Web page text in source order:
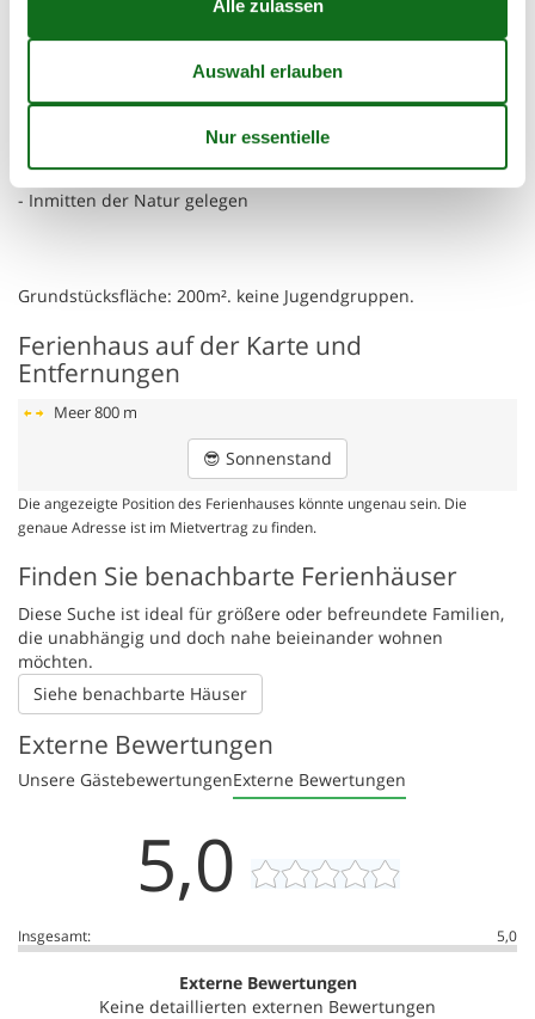
- Lebensmittelhandel: 1,5 km
- Cafés/Restaurants: 1,5 km
- Fahrrad-Verleih: 1 m
- Anglerfreundlich
- Inmitten der Natur gelegen
Grundstücksfläche: 200m². keine Jugendgruppen.
Ferienhaus auf der Karte und
Entfernungen
Meer800 m
😎 Sonnenstand
Die angezeigte Position des Ferienhauses könnte ungenau sein. Die
genaue Adresse ist im Mietvertrag zu finden.
Finden Sie benachbarte Ferienhäuser
Diese Suche ist ideal für größere oder befreundete Familien,
die unabhängig und doch nahe beieinander wohnen
möchten.
Siehe benachbarte Häuser
Externe Bewertungen
Unsere GästebewertungenExterne Bewertungen
5,0
Insgesamt: 5,0
Externe Bewertungen
Keine detaillierten externen Bewertungen